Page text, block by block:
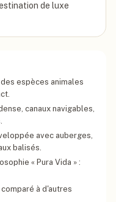
de luxe
espèces animales
canaux navigables,
avec auberges,
balisés.
« Pura Vida » :
à d'autres